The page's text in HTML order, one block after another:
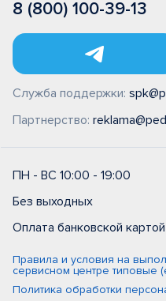
8 (800) 100-39-13
Служба поддержки:
Партнерство:
ПН - ВС 10:00 - 19:00
Без выходных
Оплата банковской картой
Правила и условия на
сервисном центре типовые
Политика обработки